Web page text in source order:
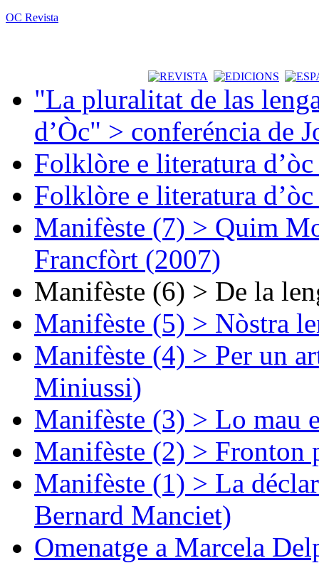
OC Revista
"La pluralitat de las
d’Òc" > conferéncia de
Folklòre e literatura
Folklòre e literatura
Manifèste (7) > Quim
Francfòrt (2007)
Manifèste (6) > De la
Manifèste (5) > Nòstra
Manifèste (4) > Per un
Miniussi)
Manifèste (3) > Lo mau
Manifèste (2) > Fronton
Manifèste (1) > La
Bernard Manciet)
Omenatge a Marcela